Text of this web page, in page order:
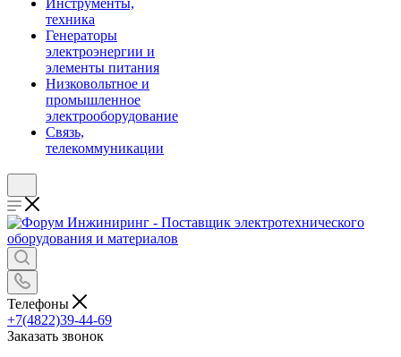
Инструменты,
техника
Генераторы
электроэнергии и
элементы питания
Низковольтное и
промышленное
электрооборудование
Связь,
телекоммуникации
Телефоны
+7(4822)39-44-69
Заказать звонок